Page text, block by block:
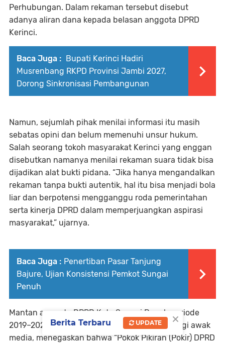
Perhubungan. Dalam rekaman tersebut disebut
adanya aliran dana kepada belasan anggota DPRD
Kerinci.
Baca Juga : Bupati Kerinci Hadiri
Musrenbang RKPD Provinsi Jambi 2027,
Dorong Sinkronisasi Pembangunan
Namun, sejumlah pihak menilai informasi itu masih
sebatas opini dan belum memenuhi unsur hukum.
Salah seorang tokoh masyarakat Kerinci yang enggan
disebutkan namanya menilai rekaman suara tidak bisa
dijadikan alat bukti pidana. “Jika hanya mengandalkan
rekaman tanpa bukti autentik, hal itu bisa menjadi bola
liar dan berpotensi mengganggu roda pemerintahan
serta kinerja DPRD dalam memperjuangkan aspirasi
masyarakat,” ujarnya.
Baca Juga : Penertiban Pasar Tanjung
Bajure, Ujian Konsistensi Pemkot Sungai
Penuh
Mantan anggota DPRD Kota Sungai Penuh periode
2019–2024, Ferry Satria, ST. MM, saat dihubungi awak
media, menegaskan bahwa “Pokok Pikiran (Pokir) DPRD
×
Berita Terbaru UPDATE